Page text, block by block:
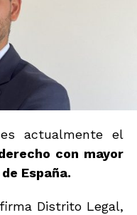
actualmente el
con mayor
España.
Distrito Legal,